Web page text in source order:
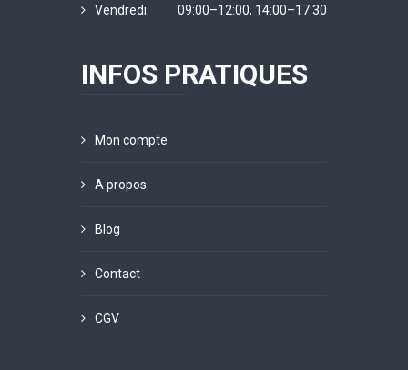
Vendredi 09:00–12:00, 14:00–17:30
INFOS PRATIQUES
Mon compte
A propos
Blog
Contact
CGV